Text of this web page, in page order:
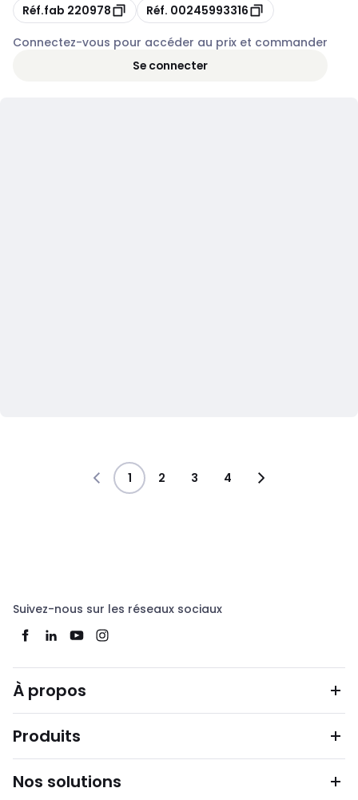
Copie
Réf.fab 220978 Copie
Réf. 00245993316
Connectez-vous pour accéder au prix et commander
Se connecter
1 2 3 4
Suivez-nous sur les réseaux sociaux
À propos
Produits
Nos solutions